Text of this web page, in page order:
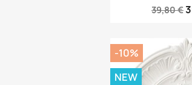
39,80 €
-10%
NEW